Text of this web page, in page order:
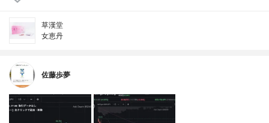
草漢堂
女恵丹
佐藤歩夢